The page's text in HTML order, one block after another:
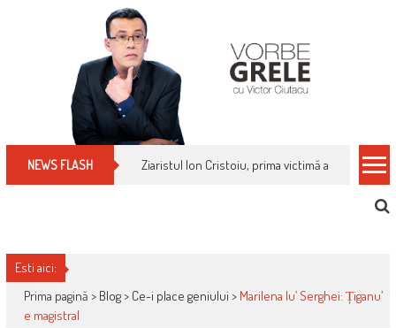
NEWS FLASH Ziaristul Ion Cristoiu, prima victimă a noi
Esti aici:
Prima pagină > Blog> Ce-i place geniului > Marilena lu’ Serghei: Țiganu’
e magistral